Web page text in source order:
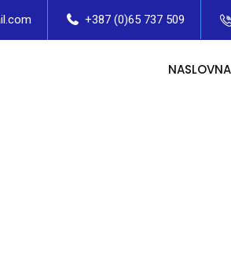
+387 (0)65 737 509
NASLOVNA